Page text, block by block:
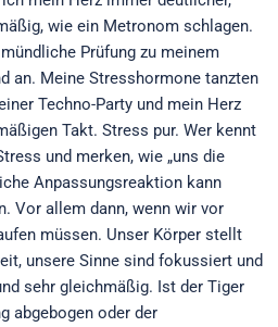
wie ein Metronom schlagen.
Prüfung zu meinem
an. Meine Stresshormone tanzten
Techno-Party und mein Herz
Takt. Stress pur. Wer kennt
und merken, wie „uns die
Anpassungsreaktion kann
Vor allem dann, wenn wir vor
müssen. Unser Körper stellt
unsere Sinne sind fokussiert und
sehr gleichmäßig. Ist der Tiger
abgebogen oder der